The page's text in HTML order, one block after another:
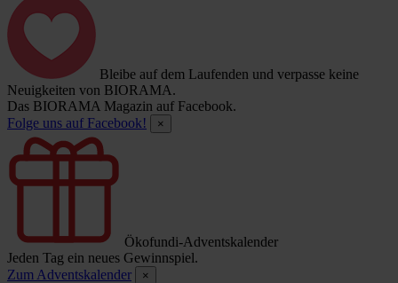
Bleibe auf dem Laufenden und verpasse keine
Neuigkeiten von BIORAMA.
Das BIORAMA Magazin auf Facebook.
Folge uns auf Facebook!
×
Ökofundi-Adventskalender
Jeden Tag ein neues Gewinnspiel.
Zum Adventskalender
×